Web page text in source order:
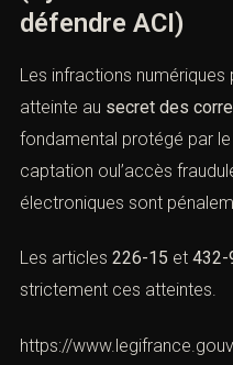
La défense pénale veille à
administratifs afin d’éviter
XV.
correspondances
défendre ACI)
Les infractions